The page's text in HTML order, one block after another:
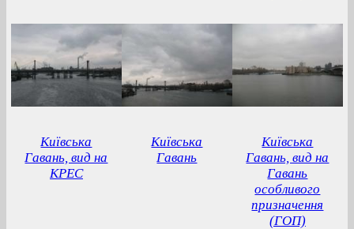
Київська
Гавань, вид на
КРЕС
Київська
Гавань
Київська
Гавань, вид на
Гавань
особливого
призначення
(ГОП)